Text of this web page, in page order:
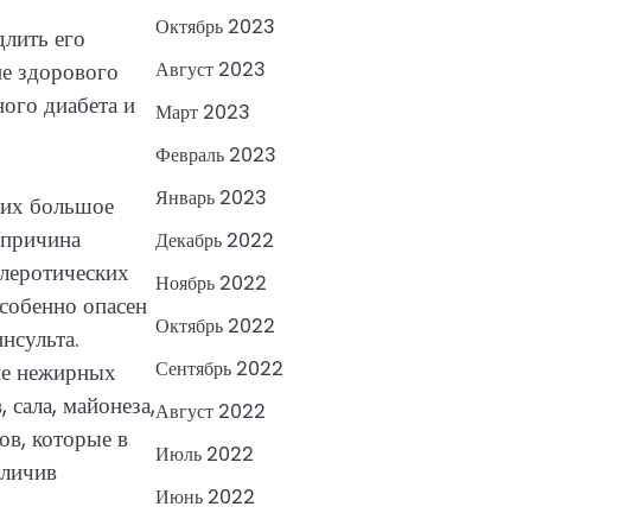
его
здорового
диабета и
большое
опасен
нежирных
майонеза,
которые в
Октябрь 2023
Август 2023
Март 2023
Февраль 2023
Январь 2023
Декабрь 2022
Ноябрь 2022
Октябрь 2022
Сентябрь 2022
Август 2022
Июль 2022
Июнь 2022